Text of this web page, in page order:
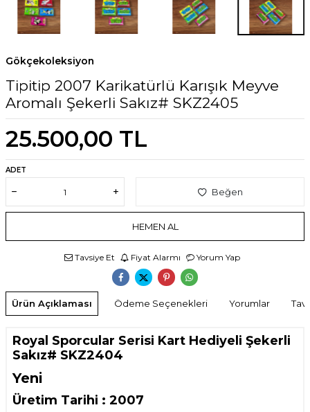
Gökçekoleksiyon
Tipitip 2007 Karikatürlü Karışık Meyve
Aromalı Şekerli Sakız# SKZ2405
25.500,00 TL
ADET
Beğen
HEMEN AL
Tavsiye Et Fiyat Alarmı Yorum Yap
Ürün Açıklaması Ödeme Seçenekleri Yorumlar
Royal Sporcular Serisi Kart Hediyeli Şekerli
Sakız# SKZ2404
Yeni
Üretim Tarihi : 2007